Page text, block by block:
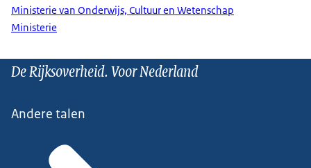
Ministerie van Onderwijs, Cultuur en Wetenschap
Ministerie
De Rijksoverheid. Voor Nederland
Andere talen